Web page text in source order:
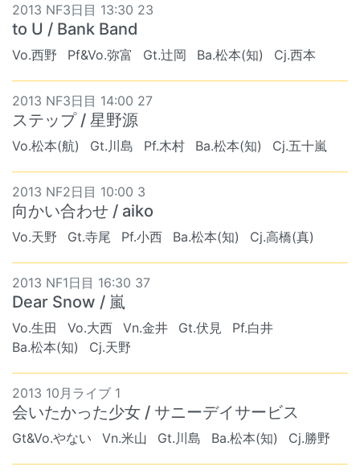
2013 NF3日目 13:30 23
to U / Bank Band
Vo.西野 Pf&Vo.弥富 Gt.辻岡 Ba.松本(知) Cj.西本
2013 NF3日目 14:00 27
ステップ / 星野源
Vo.松本(航) Gt.川島 Pf.木村 Ba.松本(知) Cj.五十嵐
2013 NF2日目 10:00 3
向かい合わせ / aiko
Vo.天野 Gt.寺尾 Pf.小西 Ba.松本(知) Cj.高橋(真)
2013 NF1日目 16:30 37
Dear Snow / 嵐
Vo.生田 Vo.大西 Vn.金井 Gt.伏見
Pf.白井
Ba.松本(知)
Cj.天野
2013 10月ライブ 1
会いたかった少女 / サニーデイサービス
Gt&Vo.やない Vn.米山 Gt.川島 Ba.松本(知) Cj.勝野